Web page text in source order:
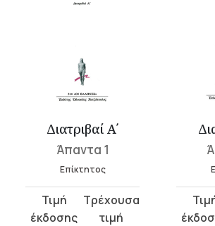
Διατριβαί Α΄
Άπαντα 1
Επίκτητος
Original
price
Current
price
price
price